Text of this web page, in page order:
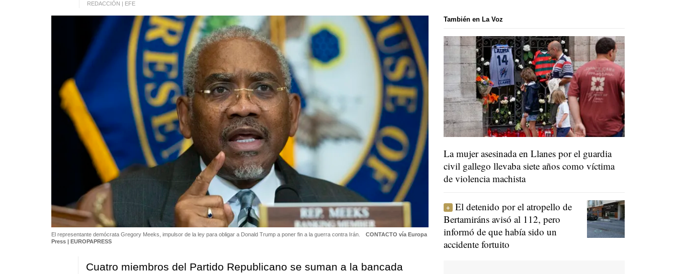
REDACCIÓN | EFE
El representante demócrata Gregory Meeks, impulsor de la ley para obligar a Donald Trump a poner fin a la guerra contra Irán.
CONTACTO vía Europa
Press | EUROPAPRESS
Cuatro miembros del Partido Republicano se suman a la bancada
También en La Voz
La mujer asesinada en Llanes por el guardia
civil gallego llevaba siete años como víctima
de violencia machista
El detenido por el atropello de
Bertamiráns avisó al 112, pero
informó de que había sido un
accidente fortuito